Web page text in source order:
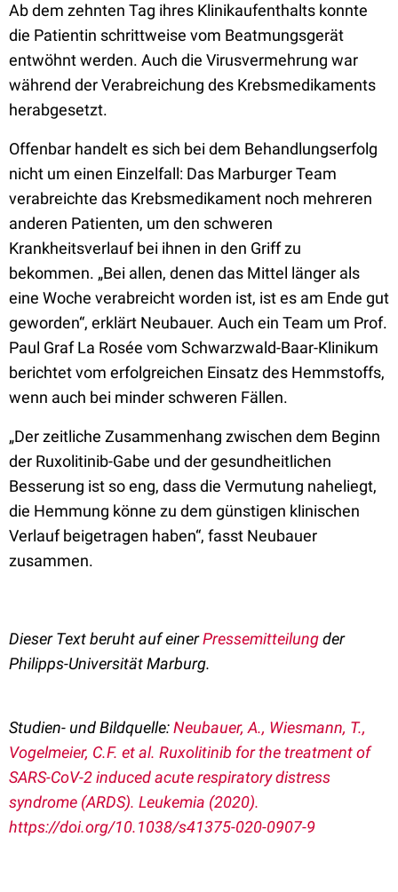
Ab dem zehnten Tag ihres Klinikaufenthalts konnte
die Patientin schrittweise vom Beatmungsgerät
entwöhnt werden. Auch die Virusvermehrung war
während der Verabreichung des Krebsmedikaments
herabgesetzt.
Offenbar handelt es sich bei dem Behandlungserfolg
nicht um einen Einzelfall: Das Marburger Team
verabreichte das Krebsmedikament noch mehreren
anderen Patienten, um den schweren
Krankheitsverlauf bei ihnen in den Griff zu
bekommen. „Bei allen, denen das Mittel länger als
eine Woche verabreicht worden ist, ist es am Ende gut
geworden“, erklärt Neubauer. Auch ein Team um Prof.
Paul Graf La Rosée vom Schwarzwald-Baar-Klinikum
berichtet vom erfolgreichen Einsatz des Hemmstoffs,
wenn auch bei minder schweren Fällen.
„Der zeitliche Zusammenhang zwischen dem Beginn
der Ruxolitinib-Gabe und der gesundheitlichen
Besserung ist so eng, dass die Vermutung naheliegt,
die Hemmung könne zu dem günstigen klinischen
Verlauf beigetragen haben“, fasst Neubauer
zusammen.
Dieser Text beruht auf einerPressemitteilungder
Philipps-Universität Marburg.
Studien- und Bildquelle:Neubauer, A., Wiesmann, T.,
Vogelmeier, C.F. et al. Ruxolitinib for the treatment of
SARS-CoV-2 induced acute respiratory distress
syndrome (ARDS). Leukemia (2020).
https://doi.org/10.1038/s41375-020-0907-9